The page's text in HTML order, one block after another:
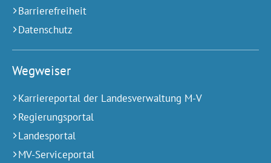
Barrierefreiheit
Datenschutz
Wegweiser
Karriereportal der Landesverwaltung M-V
Regierungsportal
Landesportal
MV-Serviceportal